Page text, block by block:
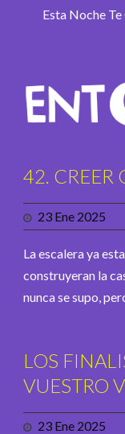
Esta Noche
42. CREER
23 Ene 2025
La escalera ya
construyeran la
nunca se supo,
LOS
VUESTRO
23 Ene 2025